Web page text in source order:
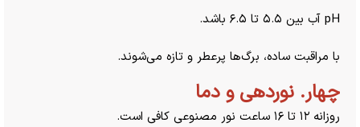
pH آب بین ۵.۵ تا ۶.۵ باشد.
با مراقبت ساده، برگ‌ها پرعطر و تازه می‌شوند.
چهار. نوردهی و دما
روزانه ۱۲ تا ۱۶ ساعت نور مصنوعی کافی است.